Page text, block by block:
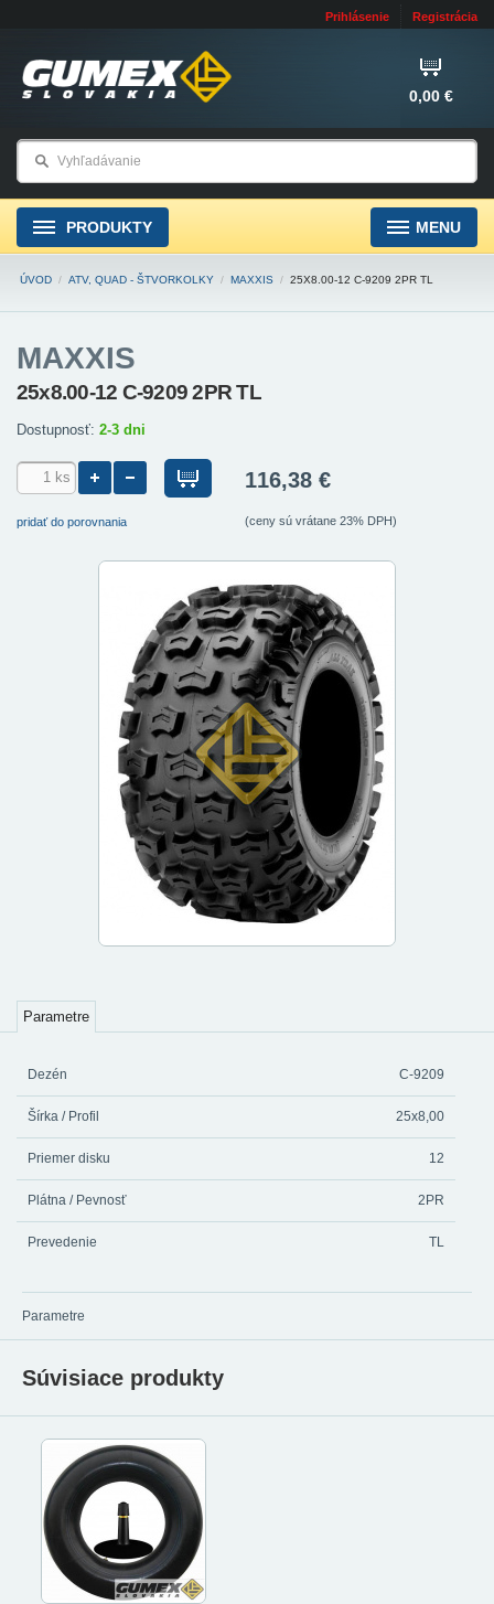
Prihlásenie Registrácia
0,00 €
PRODUKTY MENU
ÚVOD / ATV, QUAD - ŠTVORKOLKY / MAXXIS / 25X8.00-12 C-9209 2PR TL
MAXXIS
25x8.00-12 C-9209 2PR TL
Dostupnosť: 2-3 dni
pridať do porovnania
116,38 €
(ceny sú vrátane 23% DPH)
Parametre
Dezén C-9209
Šírka / Profil 25x8,00
Priemer disku 12
Plátna / Pevnosť 2PR
Prevedenie TL
Parametre
Súvisiace produkty